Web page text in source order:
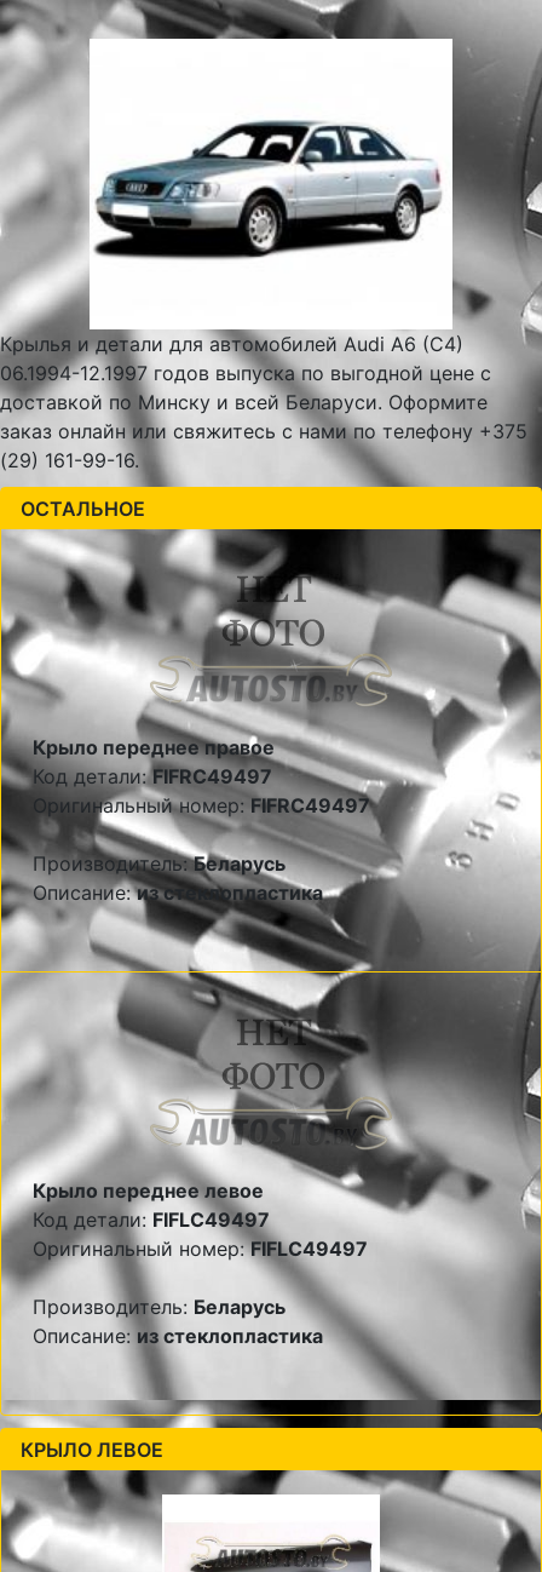
Крылья и детали для автомобилей Audi A6 (C4)
06.1994-12.1997 годов выпуска по выгодной цене с
доставкой по Минску и всей Беларуси. Оформите
заказ онлайн или свяжитесь с нами по телефону +375
(29) 161-99-16.
ОСТАЛЬНОЕ
Крыло переднее правое
Код детали:FIFRC49497
Оригинальный номер: FIFRC49497
Производитель:Беларусь
Описание:из стеклопластика
Крыло переднее левое
Код детали: FIFLC49497
Оригинальный номер:FIFLC49497
Производитель: Беларусь
Описание: из стеклопластика
КРЫЛО ЛЕВОЕ